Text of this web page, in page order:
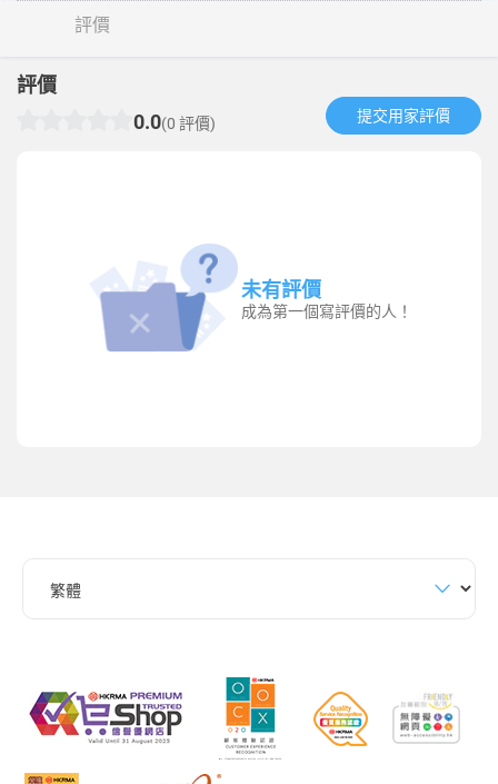
評價
評價
0.0(0 評價) 提交用家評價​
未有評價
成為第一個寫評價的人！